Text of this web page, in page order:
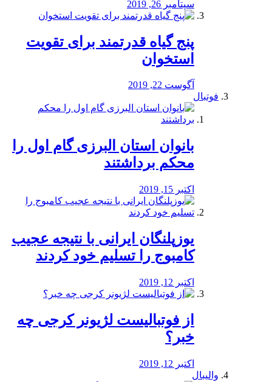
سپتامبر 26, 2019
پنج گیاه قدرتمند برای تقویت
استخوان
آگوست 22, 2019
فوتبال
بانوان استان البرزی گام اول را
محكم برداشتند
اکتبر 15, 2019
یوزپلنگان ایرانی با نتیجه عجیب
کامبوج را تسلیم خود کردند
اکتبر 12, 2019
از فوتبالیست لژیونر کرجی چه
خبر؟
اکتبر 12, 2019
والیبال